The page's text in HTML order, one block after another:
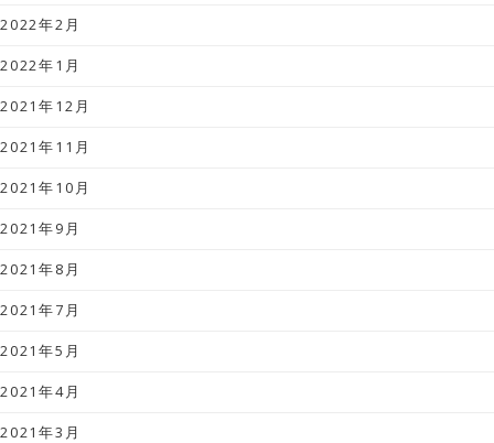
2022年2月
2022年1月
2021年12月
2021年11月
2021年10月
2021年9月
2021年8月
2021年7月
2021年5月
2021年4月
2021年3月